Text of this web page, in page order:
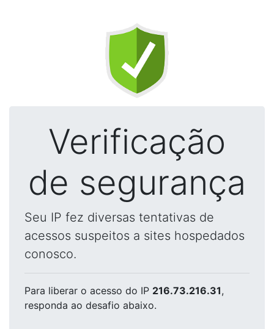
Verificação
de segurança
Seu IP fez diversas tentativas de
acessos suspeitos a sites hospedados
conosco.
Para liberar o acesso do IP 216.73.216.31,
responda ao desafio abaixo.